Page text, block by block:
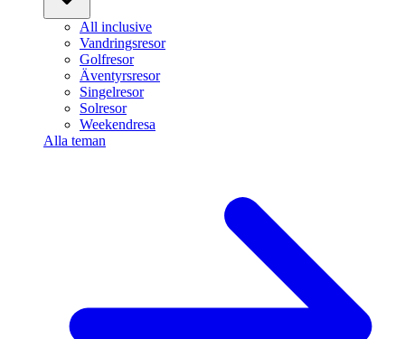
All inclusive
Vandringsresor
Golfresor
Äventyrsresor
Singelresor
Solresor
Weekendresa
Alla teman